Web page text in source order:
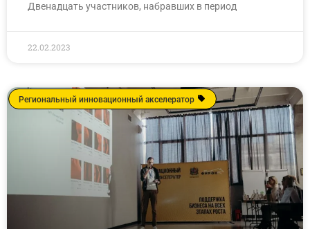
Двенадцать участников, набравших в период
22.02.2023
Региональный инновационный акселератор